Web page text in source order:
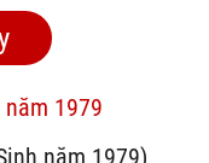
1979
năm 1979)